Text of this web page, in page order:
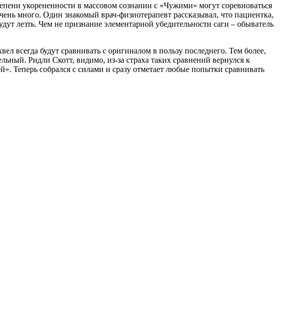
укорененности в массовом сознании с «Чужими» могут соревноваться
много. Один знакомый врач-физиотерапевт рассказывал, что пациентка,
лезть. Чем не признание элементарной убедительности саги – обыватель
всегда будут сравнивать с оригиналом в пользу последнего. Тем более,
Ридли Скотт, видимо, из-за страха таких сравнений вернулся к
Теперь собрался с силами и сразу отметает любые попытки сравнивать